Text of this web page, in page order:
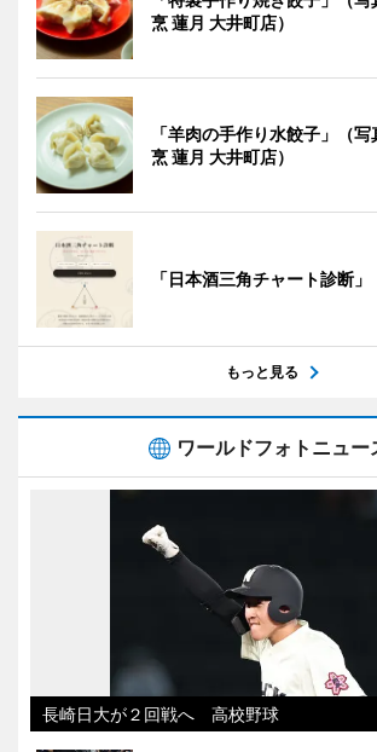
烹 蓮月 大井町店）
「羊肉の手作り水餃子」（
烹 蓮月 大井町店）
「日本酒三角チャート診断」
もっと見る
ワールドフォトニュー
長崎日大が２回戦へ 高校野球